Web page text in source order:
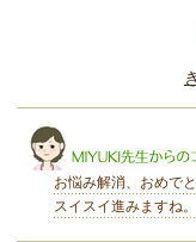
このレビューは参考に
お悩み解消、おめで
スイスイ進みますね。